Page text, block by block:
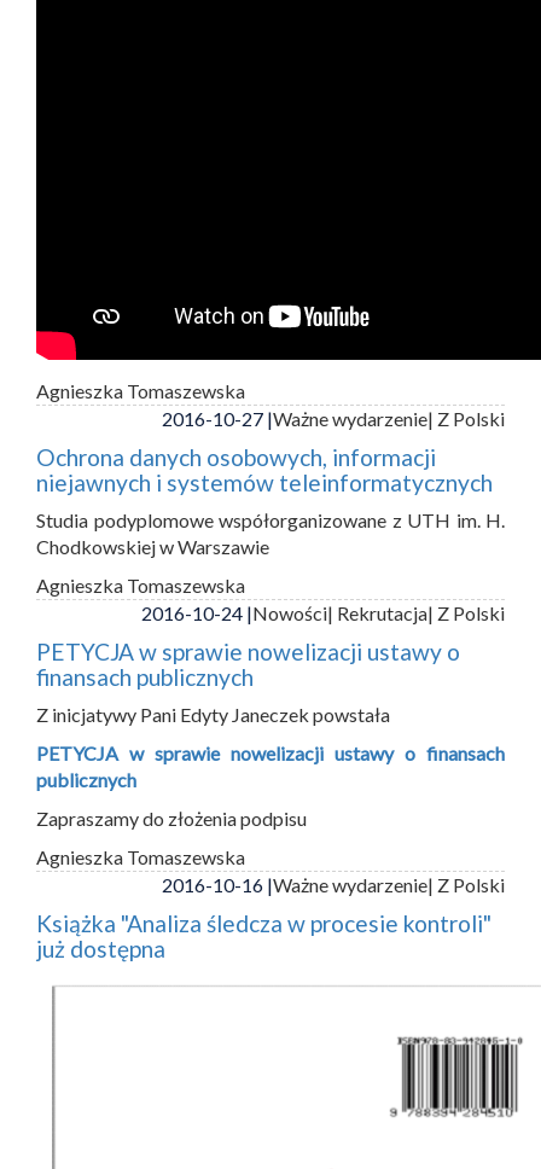
Agnieszka Tomaszewska
2016-10-27 |Ważne wydarzenie| Z Polski
Ochrona danych osobowych, informacji
niejawnych i systemów teleinformatycznych
Studia podyplomowe współorganizowane z UTH im. H.
Chodkowskiej w Warszawie
Agnieszka Tomaszewska
2016-10-24 |Nowości| Rekrutacja| Z Polski
PETYCJA w sprawie nowelizacji ustawy o
finansach publicznych
Z inicjatywy Pani Edyty Janeczek powstała
PETYCJA w sprawie nowelizacji ustawy o finansach
publicznych
Zapraszamy do złożenia podpisu
Agnieszka Tomaszewska
2016-10-16 |Ważne wydarzenie| Z Polski
Książka "Analiza śledcza w procesie kontroli"
już dostępna